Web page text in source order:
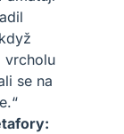
vrcholu
se na